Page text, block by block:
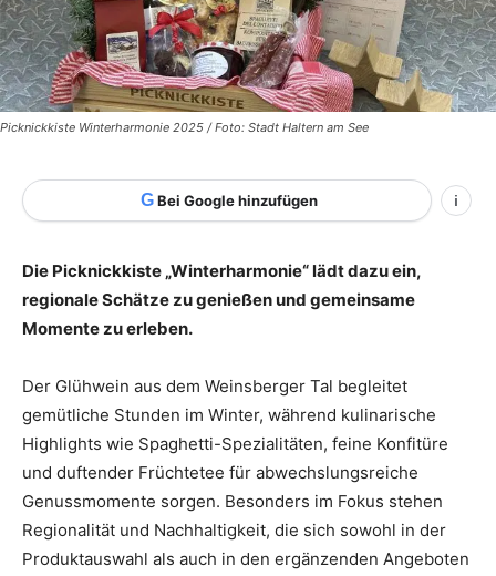
Picknickkiste Winterharmonie 2025 / Foto: Stadt Haltern am See
G Bei Google hinzufügen i
Die Picknickkiste „Winterharmonie“ lädt dazu ein,
regionale Schätze zu genießen und gemeinsame
Momente zu erleben.
Der Glühwein aus dem Weinsberger Tal begleitet
gemütliche Stunden im Winter, während kulinarische
Highlights wie Spaghetti-Spezialitäten, feine Konfitüre
und duftender Früchtetee für abwechslungsreiche
Genussmomente sorgen. Besonders im Fokus stehen
Regionalität und Nachhaltigkeit, die sich sowohl in der
Produktauswahl als auch in den ergänzenden Angeboten